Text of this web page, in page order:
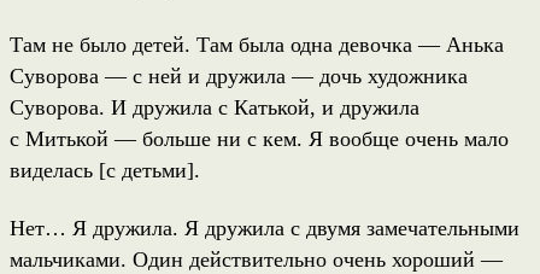
Там не было детей. Там была одна девочка — Анька
Суворова — с ней и дружила — дочь художника
Суворова. И дружила с Катькой, и дружила
с Митькой — больше ни с кем. Я вообще очень мало
виделась [с детьми].
Нет… Я дружила. Я дружила с двумя замечательными
мальчиками. Один действительно очень хороший —